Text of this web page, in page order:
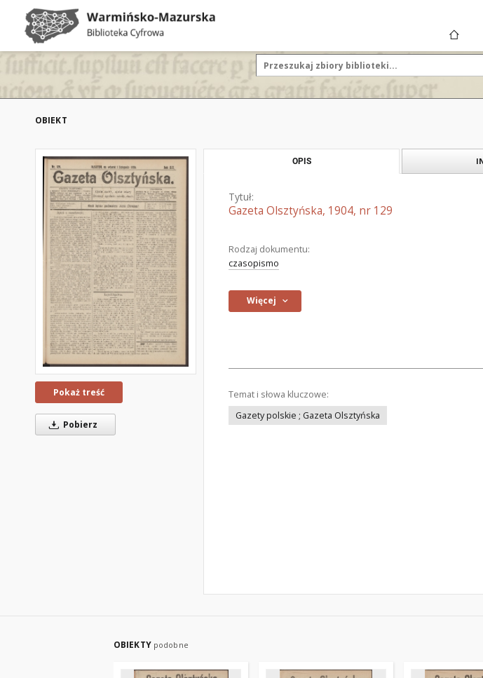
OBIEKT
Pokaż treść
Pobierz
OPIS
Tytuł:
Gazeta Olsztyńska, 1904, nr 129
Rodzaj dokumentu:
czasopismo
Więcej
Temat i słowa kluczowe:
Gazety polskie ; Gazeta Olsztyńska
OBIEKTY podobne